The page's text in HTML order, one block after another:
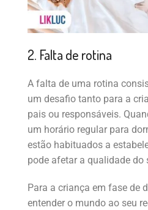
2. Falta de rotina
A falta de uma rotina
um desafio tanto para a
pais ou responsáveis.
um horário regular para
estão habituados a
pode afetar a qualidade do
Para a criança em fase de
entender o mundo ao seu